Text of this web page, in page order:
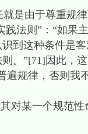
是由于尊重规
践法则”：“如
到这种条件是
。”[71]因此，
遍规律，否则我
对某一个规范